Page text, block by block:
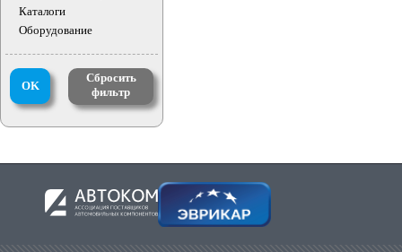
Каталоги
Оборудование
OK
Сбросить
фильтр